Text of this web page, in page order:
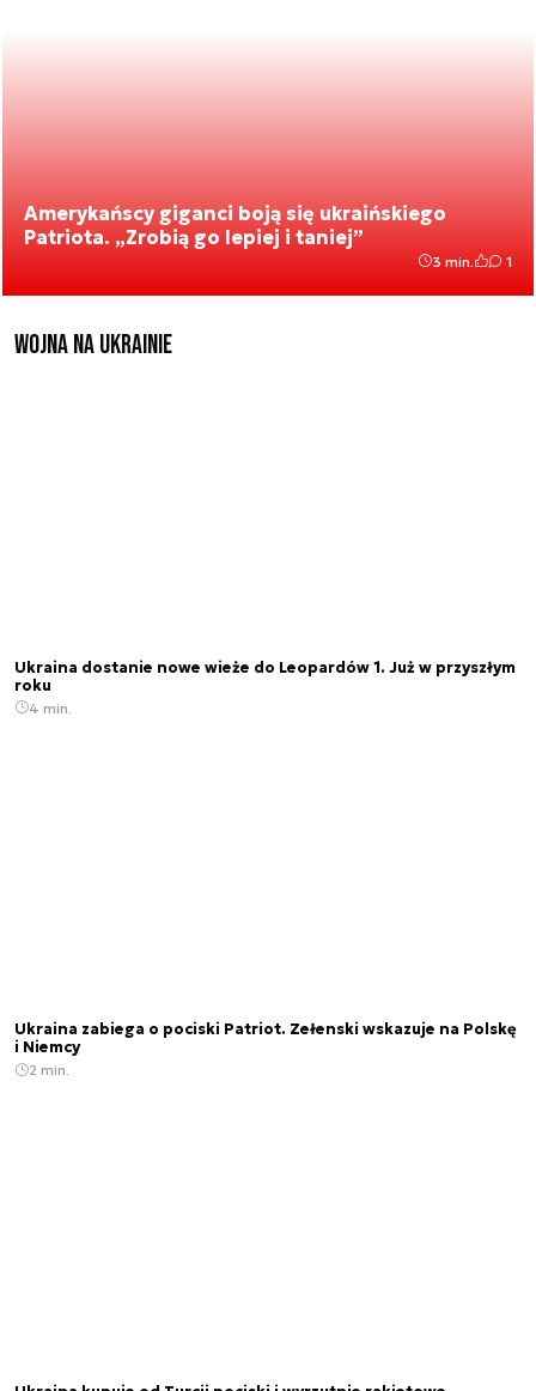
Amerykańscy giganci boją się ukraińskiego
Patriota. „Zrobią go lepiej i taniej”
3 min. 1
Wojna na Ukrainie
Ukraina dostanie nowe wieże do Leopardów 1. Już w przyszłym
roku
4 min.
Ukraina zabiega o pociski Patriot. Zełenski wskazuje na Polskę
i Niemcy
2 min.